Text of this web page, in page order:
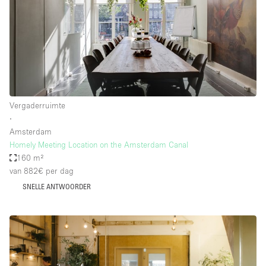
Vergaderruimte
∙
Amsterdam
Homely Meeting Location on the Amsterdam Canal
160 m²
van 882€ per dag
SNELLE ANTWOORDER